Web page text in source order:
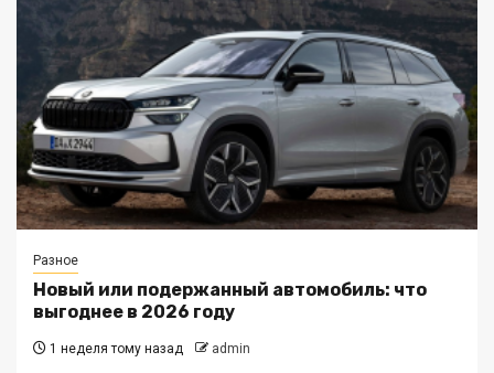
Разное
Новый или подержанный автомобиль: что
выгоднее в 2026 году
1 неделя тому назад admin